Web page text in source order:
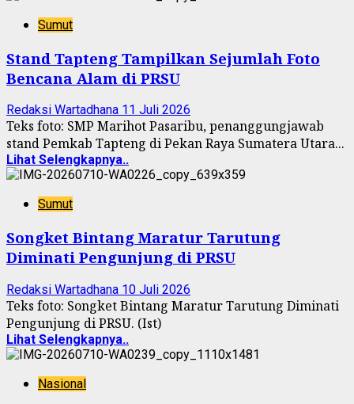
Sumut
Stand Tapteng Tampilkan Sejumlah Foto
Bencana Alam di PRSU
Redaksi Wartadhana 11 Juli 2026
Teks foto: SMP Marihot Pasaribu, penanggungjawab
stand Pemkab Tapteng di Pekan Raya Sumatera Utara...
Lihat Selengkapnya..
Sumut
Songket Bintang Maratur Tarutung
Diminati Pengunjung di PRSU
Redaksi Wartadhana 10 Juli 2026
Teks foto: Songket Bintang Maratur Tarutung Diminati
Pengunjung di PRSU. (Ist)
Lihat Selengkapnya..
Nasional